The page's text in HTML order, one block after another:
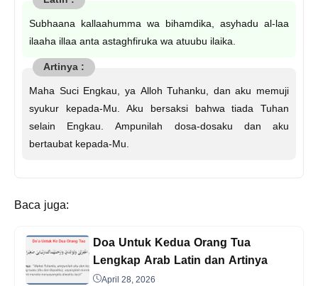
Subhaana kallaahumma wa bihamdika, asyhadu al-laa
ilaaha illaa anta astaghfiruka wa atuubu ilaika.
Maha Suci Engkau, ya Alloh Tuhanku, dan aku memuji
syukur kepada-Mu. Aku bersaksi bahwa tiada Tuhan
selain Engkau. Ampunilah dosa-dosaku dan aku
bertaubat kepada-Mu.
Baca juga:
Doa Untuk Kedua Orang Tua
Lengkap Arab Latin dan Artinya
April 28, 2026